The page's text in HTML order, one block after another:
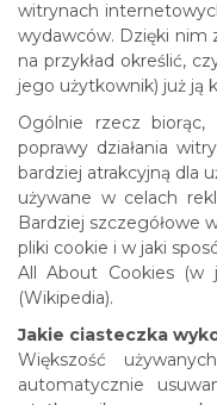
witrynach
wydawców. Dzięki nim
na przykład określić,
jego użytkownik) już ją
Ogólnie rzecz
poprawy działania
bardziej atrakcyjną dla
używane w celach
Bardziej szczegółowe
pliki cookie i w jaki
All About Cookies (w
(Wikipedia).
Jakie ciasteczka
Większość
automatycznie